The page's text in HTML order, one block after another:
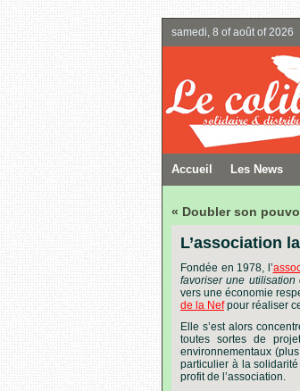
samedi, 8 of août of 2026
Accueil Les News
« Doubler son
L’association
Fondée en 1978, l’
favoriser une
vers une économie
de la Nefpour réaliser
Elle s’est alors
toutes sortes de
environnementaux
particulier à la
profit de l’association.